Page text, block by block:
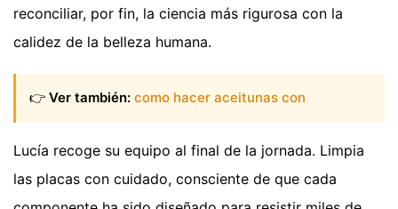
reconciliar, por fin, la ciencia más rigurosa con la
calidez de la belleza humana.
👉 Ver también: como hacer aceitunas con
Lucía recoge su equipo al final de la jornada. Limpia
las placas con cuidado, consciente de que cada